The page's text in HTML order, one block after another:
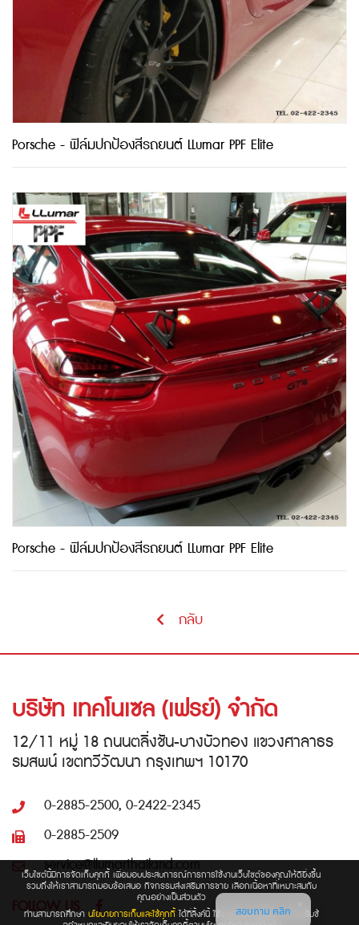
Porsche - ฟิล์มปกป้องสีรถยนต์ LLumar PPF Elite
Porsche - ฟิล์มปกป้องสีรถยนต์ LLumar PPF Elite
กลับ
บริษัท เทคโนเซล (เฟรย์) จำกัด
12/11 หมู่ 18 ถนนตลิ่งชัน-บางบัวทอง แขวงศาลาธร
รมสพน์ เขตทวีวัฒนา กรุงเทพฯ 10170
0-2885-2500, 0-2422-2345
0-2885-2509
service@llumarthailand.com
FOLLOW US
เว็บไซต์นี้มีการจัดเก็บคุกกี้ เพื่อมอบประสบการณ์การการใช้งานเว็บไซต์ของคุณให้ดียิ่งขึ้น
รวมถึงให้เราสามารถมอบข้อเสนอ กิจกรรมส่งเสริมการขาย เลือกเนื้อหาที่เหมาะสมกับ
คุณอย่างเป็นส่วนตัว
ท่านสามารถศึกษา นโยบายการเก็บและใช้คุกกี้ได้ที่ลิ้งค์นี้ ใช้งานเว็บไซต์นี้เป็นการยอมรับช้
สอบถาม คลิก